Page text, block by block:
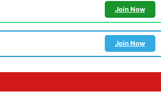
Join Now
Join Now